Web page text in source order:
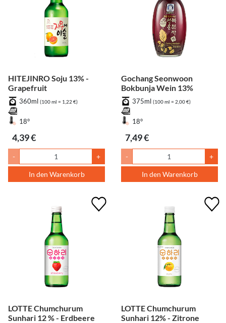
HITEJINRO Soju 13% -
Grapefruit
360ml (100 ml = 1,22 €)
18°
4,39 €
- +
In den Warenkorb
Gochang Seonwoon
Bokbunja Wein 13%
375ml (100 ml = 2,00 €)
18°
7,49 €
- +
In den Warenkorb
LOTTE Chumchurum
Sunhari 12 % - Erdbeere
LOTTE Chumchurum
Sunhari 12% - Zitrone